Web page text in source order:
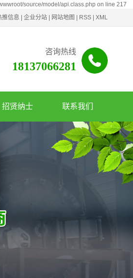
source/model/api.class.php on line 217
推信息 企业分站 网站地图 RSS XML
咨询热线
18137066281
招贤纳士 联系我们
联系我们